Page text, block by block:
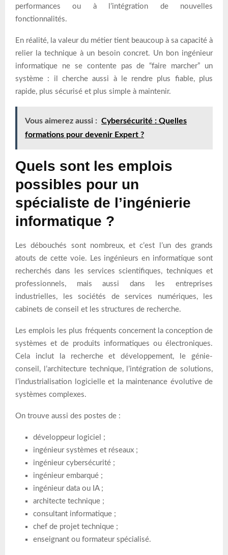
performances ou à l’intégration de nouvelles
fonctionnalités.
En réalité, la valeur du métier tient beaucoup à sa capacité à
relier la technique à un besoin concret. Un bon ingénieur
informatique ne se contente pas de “faire marcher” un
système : il cherche aussi à le rendre plus fiable, plus
rapide, plus sécurisé et plus simple à maintenir.
Vous aimerez aussi : Cybersécurité : Quelles
formations pour devenir Expert ?
Quels sont les emplois
possibles pour un
spécialiste de l’ingénierie
informatique ?
Les débouchés sont nombreux, et c’est l’un des grands
atouts de cette voie. Les ingénieurs en informatique sont
recherchés dans les services scientifiques, techniques et
professionnels, mais aussi dans les entreprises
industrielles, les sociétés de services numériques, les
cabinets de conseil et les structures de recherche.
Les emplois les plus fréquents concernent la conception de
systèmes et de produits informatiques ou électroniques.
Cela inclut la recherche et développement, le génie-
conseil, l’architecture technique, l’intégration de solutions,
l’industrialisation logicielle et la maintenance évolutive de
systèmes complexes.
On trouve aussi des postes de :
développeur logiciel ;
ingénieur systèmes et réseaux ;
ingénieur cybersécurité ;
ingénieur embarqué ;
ingénieur data ou IA ;
architecte technique ;
consultant informatique ;
chef de projet technique ;
enseignant ou formateur spécialisé.